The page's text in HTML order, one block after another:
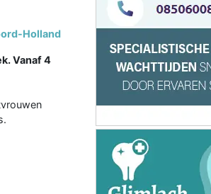
Holland
Vanaf 4